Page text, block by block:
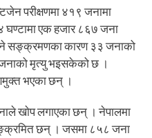
परीक्षणमा ४१९ जनामा
एक हजार ८६७ जना
सङ्क्रमणका कारण ३३ जनाको
मृत्यु भइसकेको छ ।
भएका छन् ।
खाेप लगाएका छन् । नेपालमा
छन् । जसमा ८५८ जना